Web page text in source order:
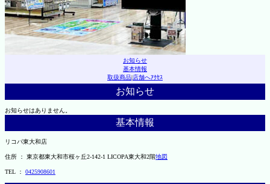
お知らせ
基本情報
取扱商品|店舗へｱｸｾｽ
お知らせ
お知らせはありません。
基本情報
リコパ東大和店
住所 ： 東京都東大和市桜ヶ丘2-142-1 LICOPA東大和2階地図
TEL ： 0425908601